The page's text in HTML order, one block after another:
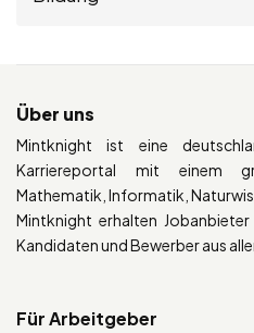
Über uns
Mintknight ist eine
Karriereportal mit einem
Mathematik, Informatik,
Mintknight erhalten
Kandidaten und Bewerber aus
Für Arbeitgeber